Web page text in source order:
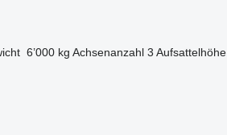
6’000 kg Achsenanzahl 3 Aufsattelhöhe